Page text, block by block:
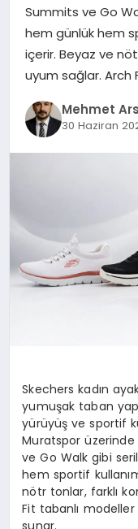
SAĞLIK
EĞITIM
DÜNYA
Summits ve Go
hem günlük hem
içerir. Beyaz ve
uyum sağlar. Arch
Mehmet
30 Haziran
Skechers kadın
yumuşak taban
yürüyüş ve sportif
Muratspor üzerinde
ve Go Walk gibi
hem sportif
nötr tonlar, farklı
Fit tabanlı
sunar.